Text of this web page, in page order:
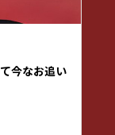
今なお追い